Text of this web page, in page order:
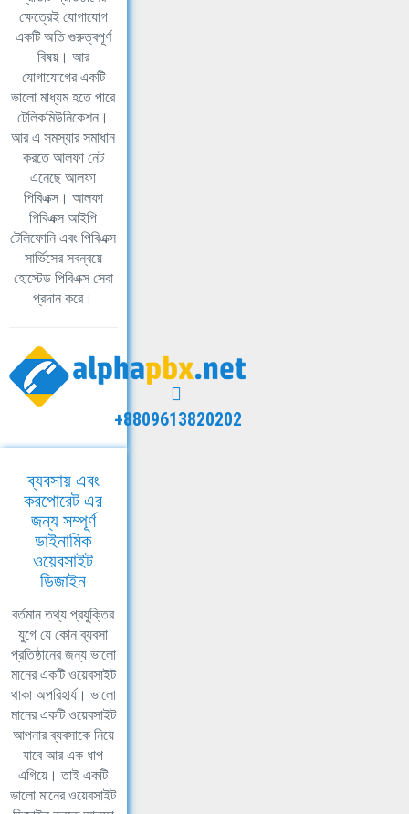
ক্ষেত্রেই যোগাযোগ
একটি অতি গুরুত্বপূর্ণ
বিষয়। আর
যোগাযোগের একটি
ভালো মাধ্যম হতে পারে
টেলিকমিউনিকেশন।
আর এ সমস্যার সমাধান
করতে আলফা নেট
এনেছে আলফা
পিবিএক্স। আলফা
পিবিএক্স আইপি
টেলিফোনি এবং পিবিএক্স
সার্ভিসের সবন্বয়ে
হোস্টেড পিবিএক্স সেবা
প্রদান করে।
+8809613820202
ব্যবসায় এবং
করপোরেট এর
জন্য সম্পূর্ণ
ডাইনামিক
ওয়েবসাইট
ডিজাইন
বর্তমান তথ্য প্রযুক্তির
যুগে যে কোন ব্যবসা
প্রতিষ্ঠানের জন্য ভালো
মানের একটি ওয়েবসাইট
থাকা অপরিহার্য। ভালো
মানের একটি ওয়েবসাইট
আপনার ব্যবসাকে নিয়ে
যাবে আর এক ধাপ
এগিয়ে। তাই একটি
ভালো মানের ওয়েবসাইট